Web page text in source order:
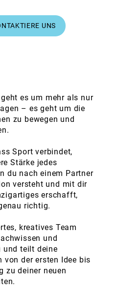
UNS
es um mehr als nur
– es geht um die
zu bewegen und
Sport verbindet,
Stärke jedes
du nach einem Partner
versteht und mit dir
erschafft,
richtig.
kreatives Team
und
und teilt deine
von der ersten Idee bis
zu deiner neuen